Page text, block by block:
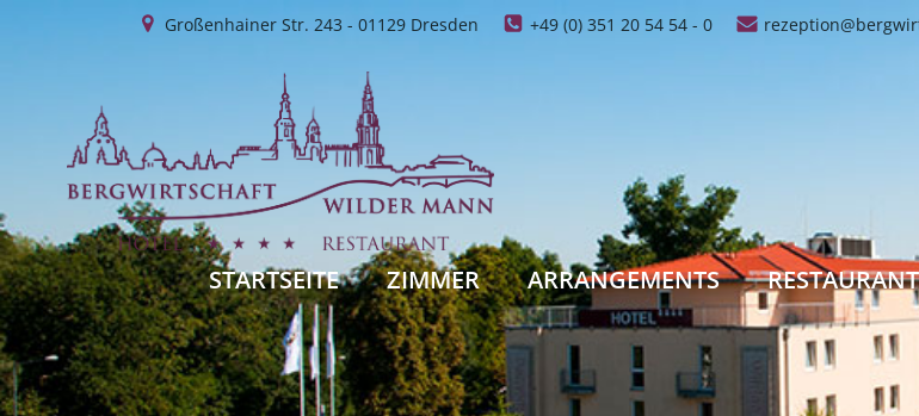
Großenhainer Str. 243 - 01129 Dresden +49 (0) 351 20 54 54 - 0
STARTSEITE ZIMMER ARRANGEMENTS RESTAURANT